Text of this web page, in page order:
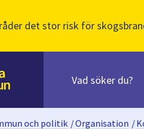
det stor risk för
innehåll
och politik /Organisation /